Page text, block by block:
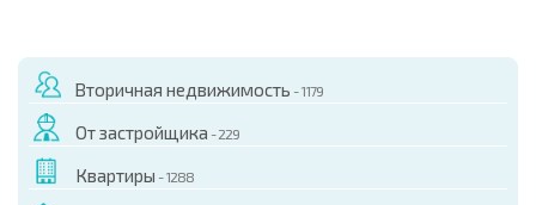
Вторичная недвижимость - 1179
От застройщика - 229
Квартиры - 1288